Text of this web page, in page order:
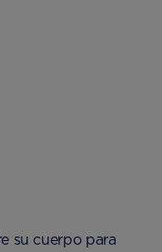
su cuerpo para